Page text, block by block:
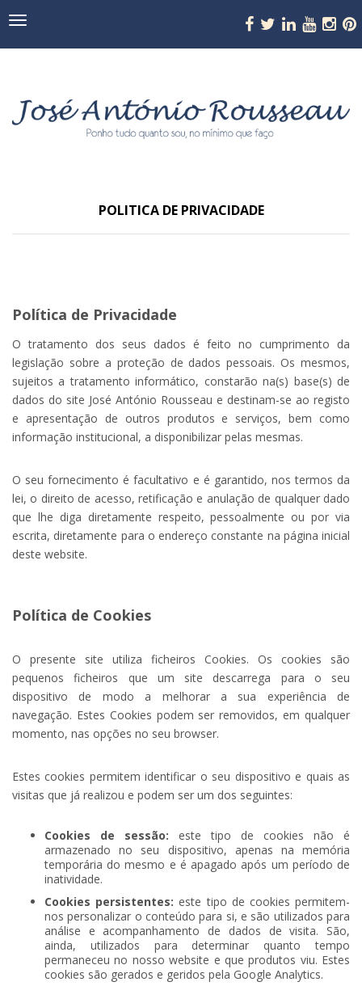
Navegação
POLITICA DE PRIVACIDADE
Política de Privacidade
O tratamento dos seus dados é feito no cumprimento da
legislação sobre a proteção de dados pessoais. Os mesmos,
sujeitos a tratamento informático, constarão na(s) base(s) de
dados do site José António Rousseau e destinam-se ao registo
e apresentação de outros produtos e serviços, bem como
informação institucional, a disponibilizar pelas mesmas.
O seu fornecimento é facultativo e é garantido, nos termos da
lei, o direito de acesso, retificação e anulação de qualquer dado
que lhe diga diretamente respeito, pessoalmente ou por via
escrita, diretamente para o endereço constante na página inicial
deste website.
Política de Cookies
O presente site utiliza ficheiros Cookies. Os cookies são
pequenos ficheiros que um site descarrega para o seu
dispositivo de modo a melhorar a sua experiência de
navegação. Estes Cookies podem ser removidos, em qualquer
momento, nas opções no seu browser.
Estes cookies permitem identificar o seu dispositivo e quais as
visitas que já realizou e podem ser um dos seguintes:
Cookies de sessão: este tipo de cookies não é
armazenado no seu dispositivo, apenas na memória
temporária do mesmo e é apagado após um período de
inatividade.
Cookies persistentes: este tipo de cookies permitem-
nos personalizar o conteúdo para si, e são utilizados para
análise e acompanhamento de dados de visita. São,
ainda, utilizados para determinar quanto tempo
permaneceu no nosso website e que produtos viu. Estes
cookies são gerados e geridos pela Google Analytics.